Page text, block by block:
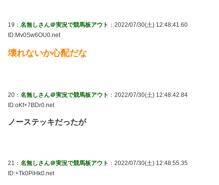
19： 名無しさん＠実況で競馬板アウト ：2022/07/30(土) 12:48:41.60
ID:Mv0Sw6OU0.net
壊れないか心配だな
20： 名無しさん＠実況で競馬板アウト ：2022/07/30(土) 12:48:42.84
ID:oKf+7BDr0.net
ノーステッキだったが
21： 名無しさん＠実況で競馬板アウト ：2022/07/30(土) 12:48:55.35
ID:+Tk0PiHk0.net